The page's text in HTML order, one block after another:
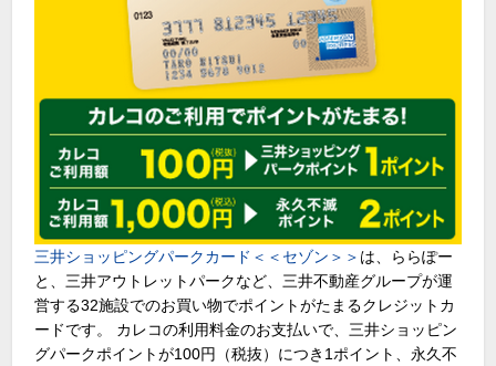
三井ショッピングパークカード＜＜セゾン＞＞ は、ららぽー
と、三井アウトレットパークなど、三井不動産グループが運
営する32施設でのお買い物でポイントがたまるクレジットカ
ードです。 カレコの利用料金のお支払いで、三井ショッピン
グパークポイントが100円（税抜）につき1ポイント、永久不